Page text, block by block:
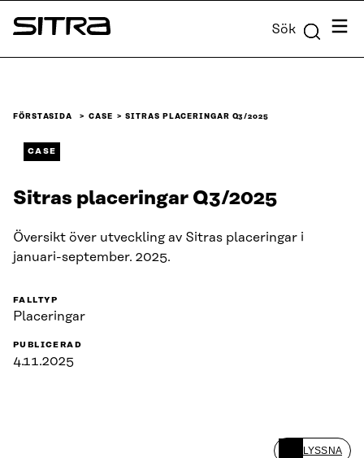
Skip to
content
Sitra Sök Meny
FÖRSTASIDA CASE SITRAS PLACERINGAR Q3/2025
CASE
Sitras placeringar Q3/2025
Översikt över utveckling av Sitras placeringar i
januari-september. 2025.
FALLTYP
Placeringar
PUBLICERAD
4.11.2025
LYSSNA